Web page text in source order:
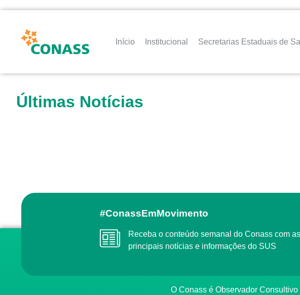
Início Institucional Secretarias Estaduais de
Últimas Notícias
#ConassEmMovimento
Receba o conteúdo semanal do Conass com as
principais notícias e informações do SUS
O Conass é Observador